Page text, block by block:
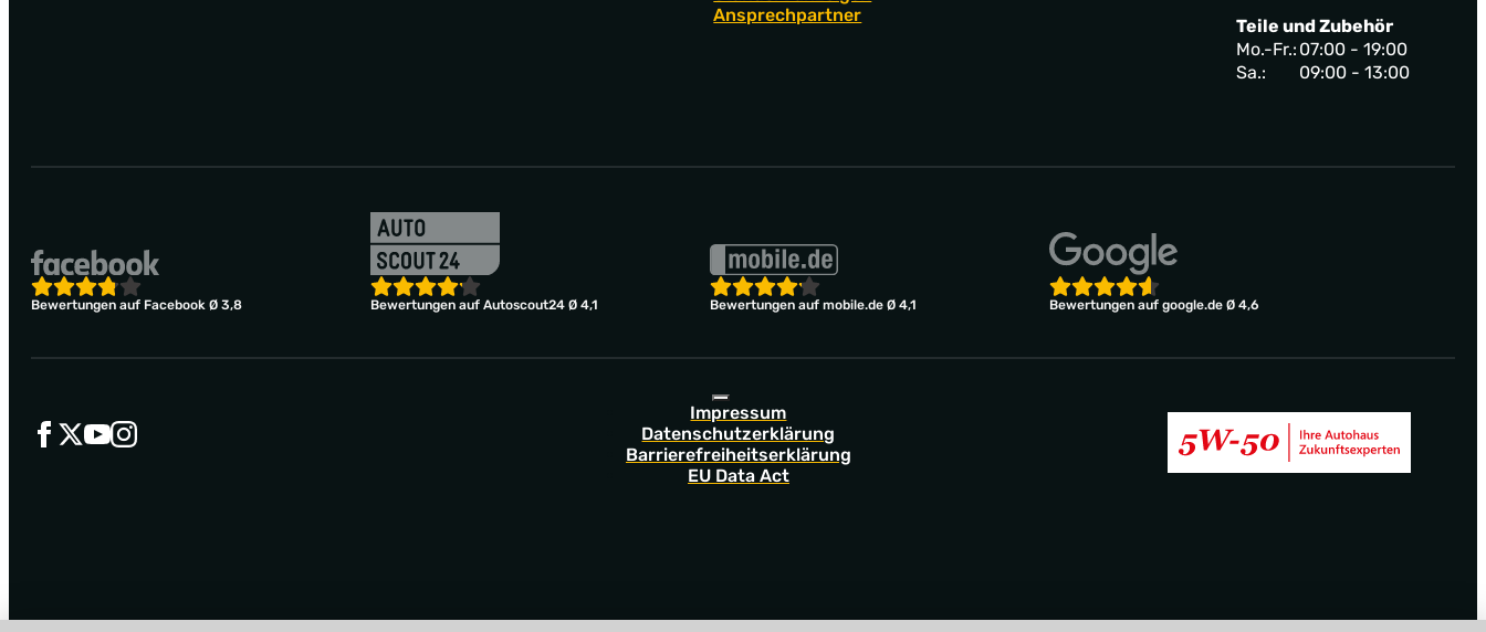
Ansprechpartner
Teile und Zubehör
Mo.-Fr.: 07:00 - 19:00
Sa.:
09:00 - 13:00
Bewertungen auf Facebook Ø 3,8 Bewertungen auf Autoscout24 Ø 4,1 Bewertungen auf mobile.de Ø 4,1 Bewertungen auf google.de Ø 4,6
Impressum
Datenschutzerklärung
Barrierefreiheitserklärung
EU Data Act